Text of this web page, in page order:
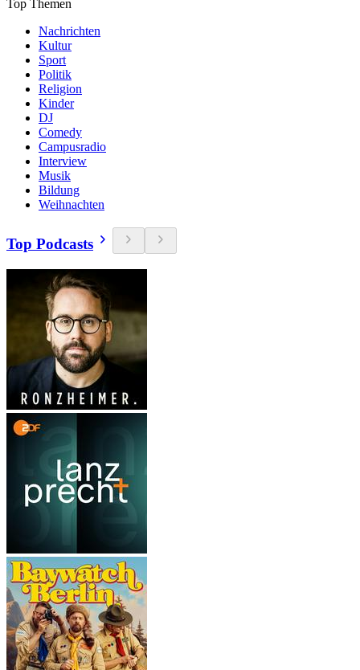
Top Themen
Nachrichten
Kultur
Sport
Politik
Religion
Kinder
DJ
Comedy
Campusradio
Interview
Musik
Bildung
Weihnachten
Top Podcasts